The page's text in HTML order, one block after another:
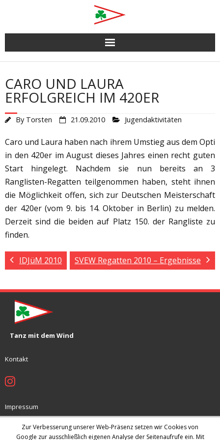
content
CARO UND LAURA
ERFOLGREICH IM 420ER
By Torsten 21.09.2010 Jugendaktivitäten
Caro und Laura haben nach ihrem Umstieg aus dem Opti
in den 420er im August dieses Jahres einen recht guten
Start hingelegt. Nachdem sie nun bereits an 3
Ranglisten-Regatten teilgenommen haben, steht ihnen
die Möglichkeit offen, sich zur Deutschen Meisterschaft
der 420er (vom 9. bis 14. Oktober in Berlin) zu melden.
Derzeit sind die beiden auf Platz 150. der Rangliste zu
finden.
IDJüM 2010 SVEW Regatten 2010 – Ergebnisse
Tanz mit dem Wind
Kontakt
Impressum
Jugendschutzkonzept
Datenschutz
Zur Verbesserung unserer Web-Präsenz setzen wir Cookies von
Google zur ausschließlich eigenen Analyse der Seitenaufrufe ein. Mit